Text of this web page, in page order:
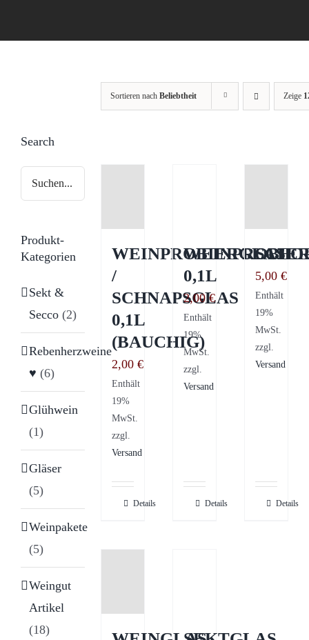
Sortieren nachBeliebtheit Zeige
WEINPROBIERGLAS
/
SCHNAPSGLAS
0,1L
(BAUCHIG)
2,00€
Enthält
19%
MwSt.
zzgl.
Versand
Details
0,1L
2,00€
Enthält
19%
MwSt.
zzgl.
Versand
Details
5,00€
Enthält
19%
MwSt.
zzgl.
Versand
Details
Search
Produkt-
Kategorien
Sekt &
Secco (2)
Rebenherzweine
♥ (6)
Glühwein
(1)
Gläser
(5)
Weinpakete
(5)
Weingut
Artikel
(18)